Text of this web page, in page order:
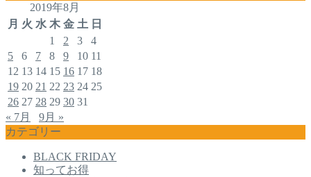
2019年8月
月 火 水 木 金 土 日
1
2 3
4
5
6 7 8 9 10 11
12 13 14 15 16 17 18
19 20 21 22 23 24 25
26 27 28 29 30 31
« 7月
9月 »
カテゴリー
BLACK FRIDAY
知ってお得